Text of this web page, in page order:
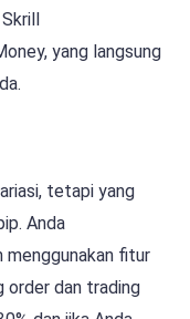
yang langsung
tetapi yang
Anda
menggunakan fitur
order dan trading